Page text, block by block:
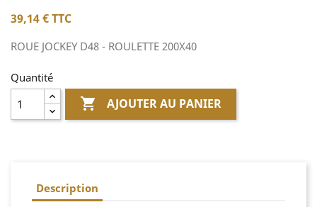
39,14 €TTC
ROUE JOCKEY D48 - ROULETTE 200X40
Quantité
 AJOUTER AU PANIER
Description